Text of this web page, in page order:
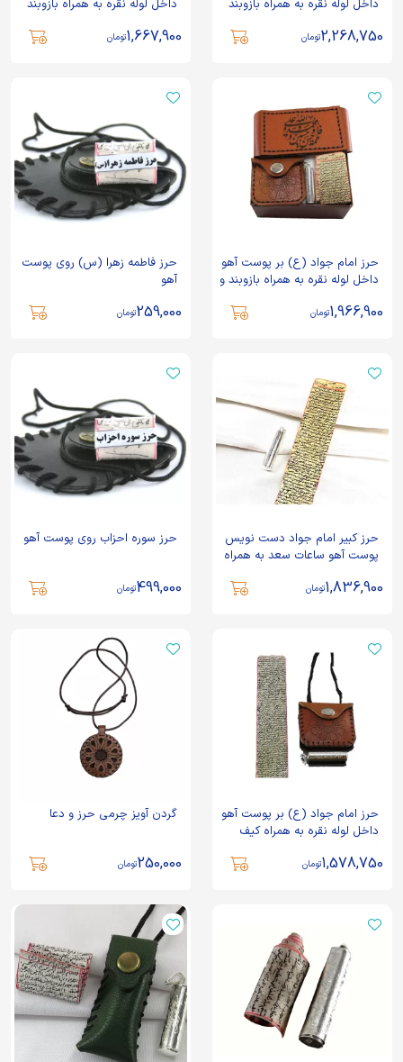
داخل لوله نقره به همراه بازوبند
سنگ عقیق شرف الشمس کد
2,268,750تومان
داخل لوله نقره به همراه بازوبند
1,667,900تومان
حرز امام جواد (ع) بر پوست آهو
داخل لوله نقره به همراه بازوبند و
87182
1,966,900تومان
حرز فاطمه زهرا (س) روی پوست
آهو
259,000تومان
حرز کبیر امام جواد دست نویس
پوست آهو ساعات سعد به همراه
71917
1,836,900تومان
حرز سوره احزاب روی پوست آهو
499,000تومان
حرز امام جواد (ع) بر پوست آهو
داخل لوله نقره به همراه کیف
88582
1,578,750تومان
گردن آویز چرمی حرز و دعا
250,000تومان